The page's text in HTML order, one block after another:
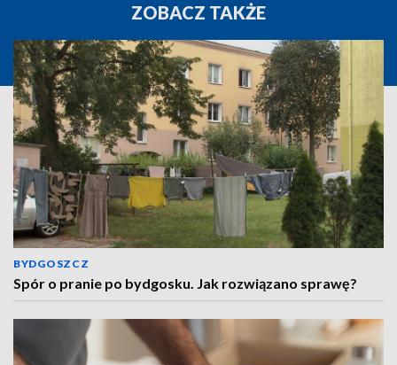
ZOBACZ TAKŻE
BYDGOSZCZ
Spór o pranie po bydgosku. Jak rozwiązano sprawę?